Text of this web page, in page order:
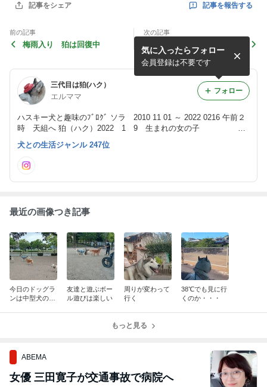
記事をシェア 記事を報告する
前の記事
梅雨入り 狛は回復中
次の記事
麻酔からの完全覚醒まで時間
がかかった
三代目は狛(ハク）
エルママ
ハスキー犬と趣味のﾌﾞﾛｸﾞ ソラ 2010 11 01 ～ 2022 0216 午前２
時 天組へ 狛（ハク）2022 1 9 生まれの女の子
気に入ったらフォロー
会員登録は不要です
フォロー
犬との生活ジャンル 247位
最近の画像つき記事
今日のドッグラ
ンは中型犬の柴
友達と遊ぶボー
ル遊びは楽しい
周りが変わって
行く
38℃でも見に行
くのか・・・
もっと見る
ABEMA
女優 三田寛子が交通事故で病院へ